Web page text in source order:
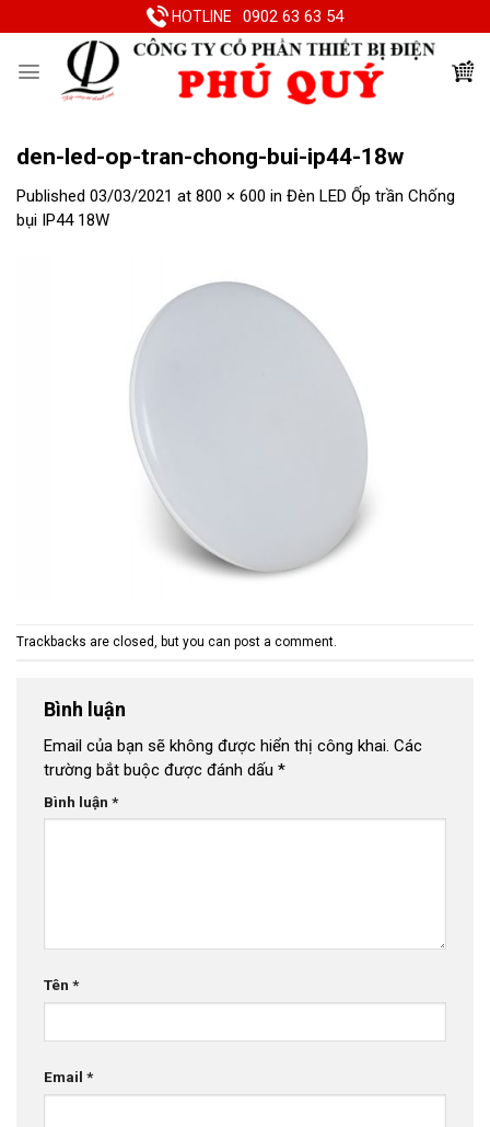
to
HOTLINE 0902 63 63 54
den-led-op-tran-chong-bui-ip44-18w
Published 03/03/2021 at 800 × 600 in Đèn LED Ốp trần Chống
bụi IP44 18W
Trackbacks are closed, but you can post a comment.
Bình luận
Email của bạn sẽ không được hiển thị công khai. Các
trường bắt buộc được đánh dấu *
Bình luận *
Tên *
Email *